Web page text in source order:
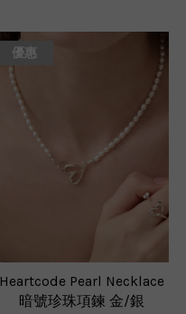
優惠
Heartcode Pearl Necklace
暗號珍珠項鍊 金/銀